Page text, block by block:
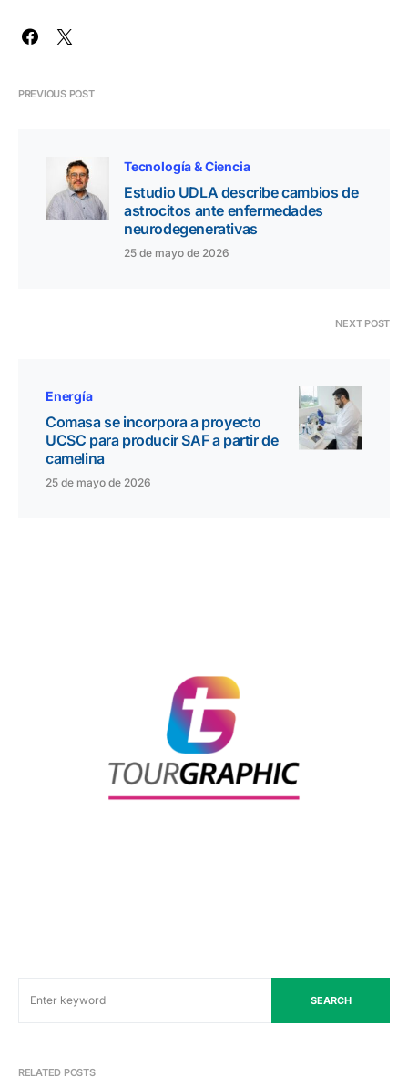
PREVIOUS POST
Tecnología & Ciencia
Estudio UDLA describe cambios de
astrocitos ante enfermedades
neurodegenerativas
25 de mayo de 2026
NEXT POST
Energía
Comasa se incorpora a proyecto
UCSC para producir SAF a partir de
camelina
25 de mayo de 2026
SEARCH
RELATED POSTS